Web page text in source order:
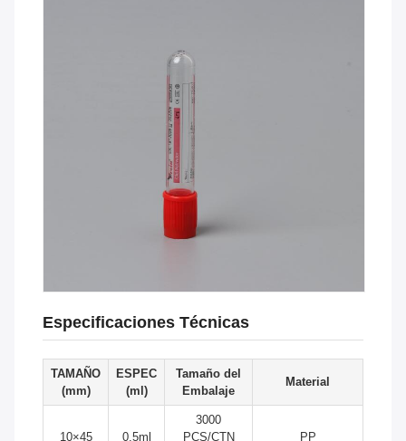
Especificaciones Técnicas
TAMAÑO
(mm)
ESPEC
(ml)
Tamaño del
Embalaje
Material
10×45 0.5ml
3000
PCS/CTN
PP